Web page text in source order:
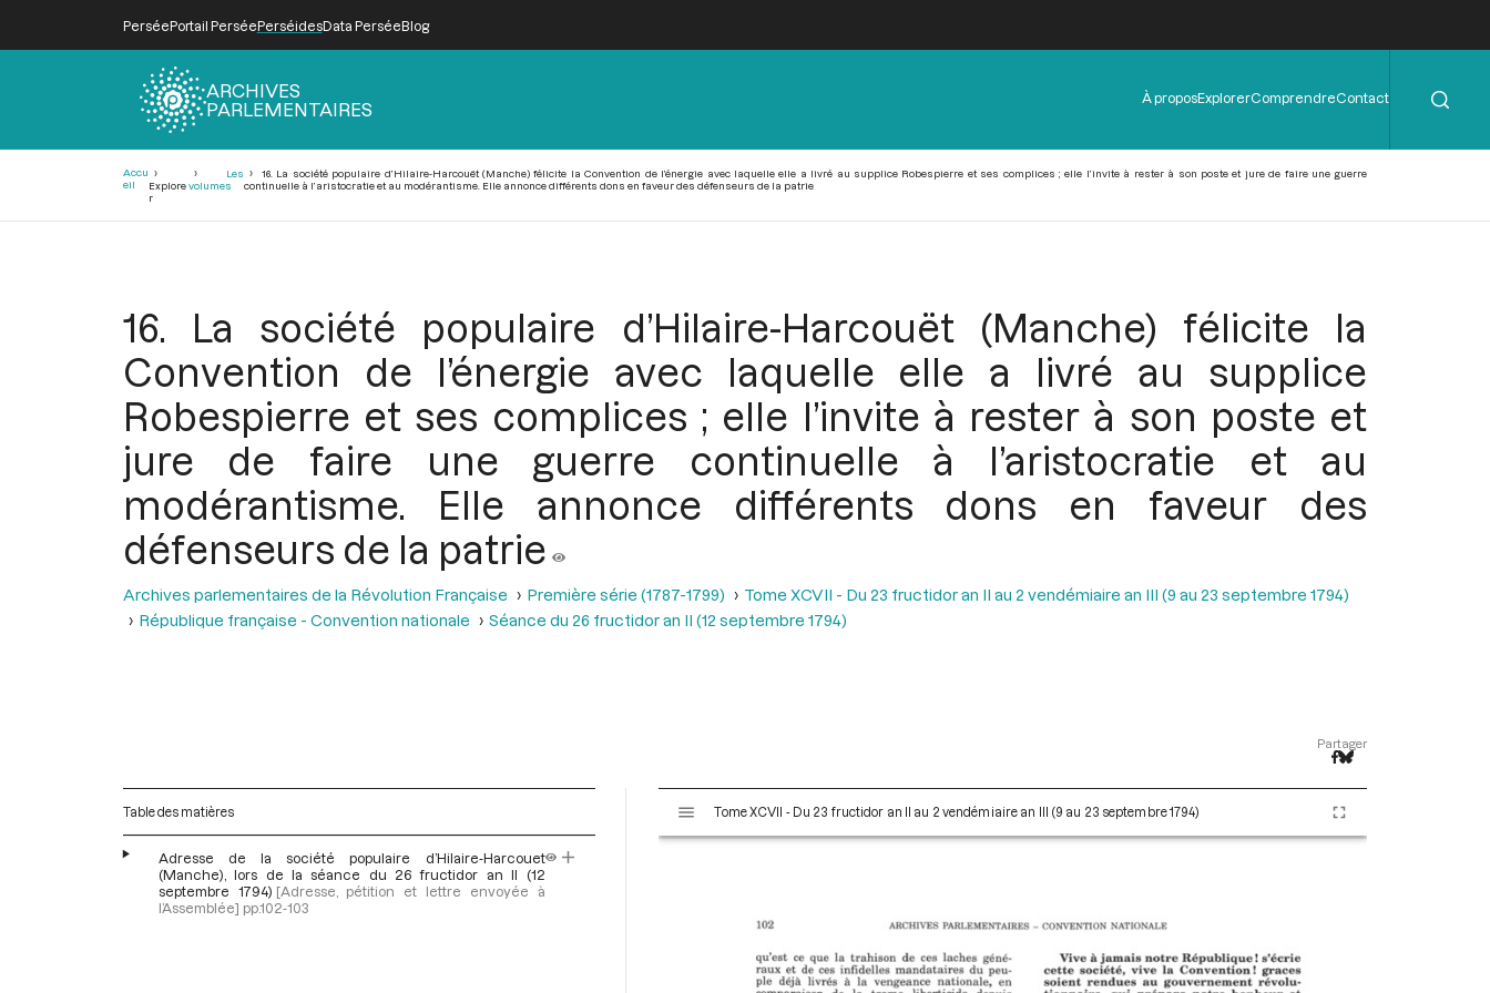
PerséePortail PerséePerséidesData PerséeBlog
ARCHIVES
PARLEMENTAIRES
Menu
de
À proposExplorerComprendreContact
Accu
eil
Explore
r
Les
volumes
16. La société populaire d’Hilaire-Harcouët (Manche) félicite la Convention de l’énergie avec laquelle elle a livré au supplice Robespierre et ses complices ; elle l’invite à rester à son poste et jure de faire une guerre
continuelle à l’aristocratie et au modérantisme. Elle annonce différents dons en faveur des défenseurs de la patrie
16. La société populaire d’Hilaire-Harcouët (Manche) félicite la
Convention de l’énergie avec laquelle elle a livré au supplice
Robespierre et ses complices ; elle l’invite à rester à son poste et
jure de faire une guerre continuelle à l’aristocratie et au
modérantisme. Elle annonce différents dons en faveur des
défenseurs de la patrie
Archives parlementaires de la Révolution Française Première série (1787-1799)
Tome XCVII - Du 23 fructidor an II au 2 vendémiaire an III (9 au 23 septembre 1794)
République française - Convention nationale
Séance du 26 fructidor an II (12 septembre 1794)
Partager
Table des matières
Adresse de la société populaire d’Hilaire-Harcouet
(Manche), lors de la séance du 26 fructidor an II (12
septembre 1794) [Adresse, pétition et lettre envoyée à
l’Assemblée] pp.102-103
s
Tome XCVII - Du 23 fructidor an II au 2 vendémiaire an III (9 au 23 septembre 1794)